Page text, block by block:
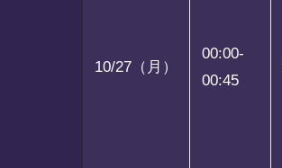
10/27（月）
00:00-
00:45